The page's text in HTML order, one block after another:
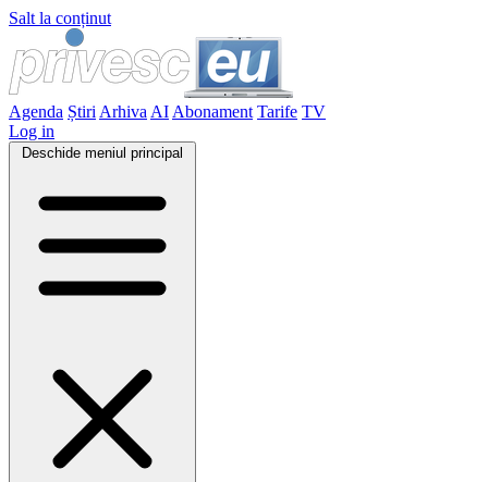
Salt la conținut
Agenda Știri Arhiva AI Abonament Tarife TV
Log in
Deschide meniul principal